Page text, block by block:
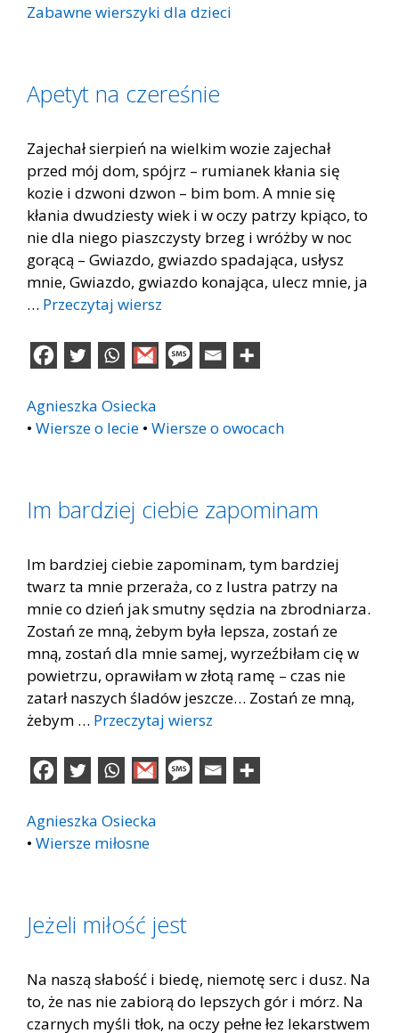
Zabawne wierszyki dla dzieci
Apetyt na czereśnie
Zajechał sierpień na wielkim wozie zajechał
przed mój dom, spójrz – rumianek kłania się
kozie i dzwoni dzwon – bim bom. A mnie się
kłania dwudziesty wiek i w oczy patrzy kpiąco, to
nie dla niego piaszczysty brzeg i wróżby w noc
gorącą – Gwiazdo, gwiazdo spadająca, usłysz
mnie, Gwiazdo, gwiazdo konająca, ulecz mnie, ja
… Przeczytaj wiersz
Agnieszka Osiecka
• Wiersze o lecie • Wiersze o owocach
Im bardziej ciebie zapominam
Im bardziej ciebie zapominam, tym bardziej
twarz ta mnie przeraża, co z lustra patrzy na
mnie co dzień jak smutny sędzia na zbrodniarza.
Zostań ze mną, żebym była lepsza, zostań ze
mną, zostań dla mnie samej, wyrzeźbiłam cię w
powietrzu, oprawiłam w złotą ramę – czas nie
zatarł naszych śladów jeszcze… Zostań ze mną,
żebym … Przeczytaj wiersz
Agnieszka Osiecka
• Wiersze miłosne
Jeżeli miłość jest
Na naszą słabość i biedę, niemotę serc i dusz. Na
to, że nas nie zabiorą do lepszych gór i mórz. Na
czarnych myśli tłok, na oczy pełne łez lekarstwem